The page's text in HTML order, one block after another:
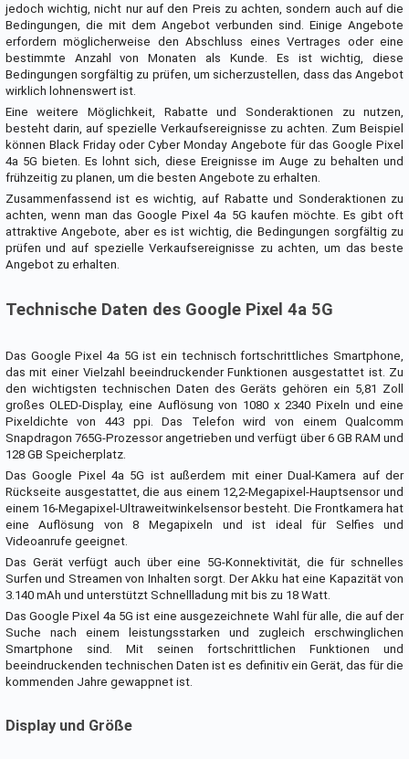
jedoch wichtig, nicht nur auf den Preis zu achten, sondern auch auf die
Bedingungen, die mit dem Angebot verbunden sind. Einige Angebote
erfordern möglicherweise den Abschluss eines Vertrages oder eine
bestimmte Anzahl von Monaten als Kunde. Es ist wichtig, diese
Bedingungen sorgfältig zu prüfen, um sicherzustellen, dass das Angebot
wirklich lohnenswert ist.
Eine weitere Möglichkeit, Rabatte und Sonderaktionen zu nutzen,
besteht darin, auf spezielle Verkaufsereignisse zu achten. Zum Beispiel
können Black Friday oder Cyber Monday Angebote für das Google Pixel
4a 5G bieten. Es lohnt sich, diese Ereignisse im Auge zu behalten und
frühzeitig zu planen, um die besten Angebote zu erhalten.
Zusammenfassend ist es wichtig, auf Rabatte und Sonderaktionen zu
achten, wenn man das Google Pixel 4a 5G kaufen möchte. Es gibt oft
attraktive Angebote, aber es ist wichtig, die Bedingungen sorgfältig zu
prüfen und auf spezielle Verkaufsereignisse zu achten, um das beste
Angebot zu erhalten.
Technische Daten des Google Pixel 4a 5G
Das Google Pixel 4a 5G ist ein technisch fortschrittliches Smartphone,
das mit einer Vielzahl beeindruckender Funktionen ausgestattet ist. Zu
den wichtigsten technischen Daten des Geräts gehören ein 5,81 Zoll
großes OLED-Display, eine Auflösung von 1080 x 2340 Pixeln und eine
Pixeldichte von 443 ppi. Das Telefon wird von einem Qualcomm
Snapdragon 765G-Prozessor angetrieben und verfügt über 6 GB RAM und
128 GB Speicherplatz.
Das Google Pixel 4a 5G ist außerdem mit einer Dual-Kamera auf der
Rückseite ausgestattet, die aus einem 12,2-Megapixel-Hauptsensor und
einem 16-Megapixel-Ultraweitwinkelsensor besteht. Die Frontkamera hat
eine Auflösung von 8 Megapixeln und ist ideal für Selfies und
Videoanrufe geeignet.
Das Gerät verfügt auch über eine 5G-Konnektivität, die für schnelles
Surfen und Streamen von Inhalten sorgt. Der Akku hat eine Kapazität von
3.140 mAh und unterstützt Schnellladung mit bis zu 18 Watt.
Das Google Pixel 4a 5G ist eine ausgezeichnete Wahl für alle, die auf der
Suche nach einem leistungsstarken und zugleich erschwinglichen
Smartphone sind. Mit seinen fortschrittlichen Funktionen und
beeindruckenden technischen Daten ist es definitiv ein Gerät, das für die
kommenden Jahre gewappnet ist.
Display und Größe